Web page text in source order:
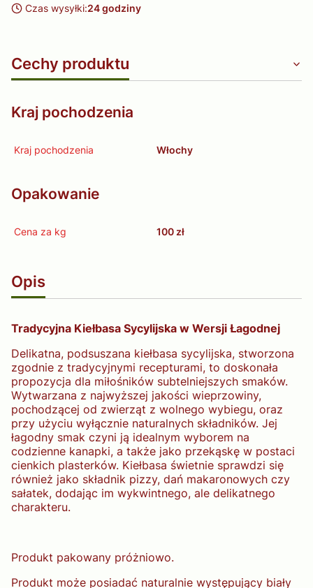
Czas wysyłki:24 godziny
Cechy produktu
Kraj pochodzenia
Kraj pochodzenia Włochy
Opakowanie
Cena za kg 100 zł
Opis
Tradycyjna Kiełbasa Sycylijska w Wersji Łagodnej
Delikatna, podsuszana kiełbasa sycylijska, stworzona
zgodnie z tradycyjnymi recepturami, to doskonała
propozycja dla miłośników subtelniejszych smaków.
Wytwarzana z najwyższej jakości wieprzowiny,
pochodzącej od zwierząt z wolnego wybiegu, oraz
przy użyciu wyłącznie naturalnych składników. Jej
łagodny smak czyni ją idealnym wyborem na
codzienne kanapki, a także jako przekąskę w postaci
cienkich plasterków. Kiełbasa świetnie sprawdzi się
również jako składnik pizzy, dań makaronowych czy
sałatek, dodając im wykwintnego, ale delikatnego
charakteru.
Produkt pakowany próżniowo.
Produkt może posiadać naturalnie występujący biały